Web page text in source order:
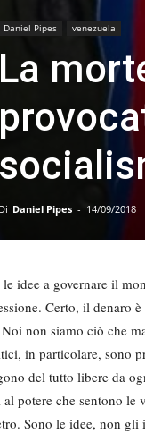
Daniel Pipes venezuela
La
Di Daniel Pipes - 14/09/2018
le idee a governare il
Certo, il denaro
non siamo ciò che
in particolare, sono
del tutto libere da
al potere che sentono
Sono le idee, non gli